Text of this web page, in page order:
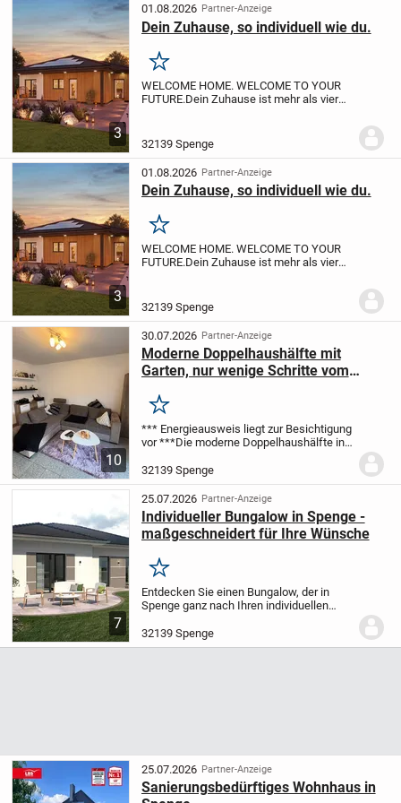
3
01.08.2026 Partner-Anzeige
Dein Zuhause, so individuell wie du.
Merken
WELCOME HOME. WELCOME TO YOUR
FUTURE.Dein Zuhause ist mehr als vier
White&Black macht Wohneigentum
bezahlbar, modern...
32139 Spenge
3
01.08.2026 Partner-Anzeige
Dein Zuhause, so individuell wie du.
Merken
WELCOME HOME. WELCOME TO YOUR
FUTURE.Dein Zuhause ist mehr als vier
White&Black macht Wohneigentum
bezahlbar, modern...
32139 Spenge
10
30.07.2026 Partner-Anzeige
Moderne Doppelhaushälfte mit
Garten, nur wenige Schritte vom
Merken
*** Energieausweis liegt zur Besichtigung
vor ***Die moderne Doppelhaushälfte in
rund 115,5 m² Wohnfläche fünf gut
geschnittene Zimmer.Im Erdgeschoss...
32139 Spenge
7
25.07.2026 Partner-Anzeige
Individueller Bungalow in Spenge -
maßgeschneidert für Ihre Wünsche
Merken
Entdecken Sie einen Bungalow, der in
Spenge ganz nach Ihren individuellen
bietet 4,0 Zimmer auf einer Ebene und
eine Wohnfläche von 116,37 m² auf
32139 Spenge
25.07.2026 Partner-Anzeige
Sanierungsbedürftiges Wohnhaus in